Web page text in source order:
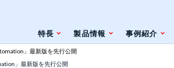
特長 製品情報 事例紹介
」最新版を先行公開
」最新版を先行公開